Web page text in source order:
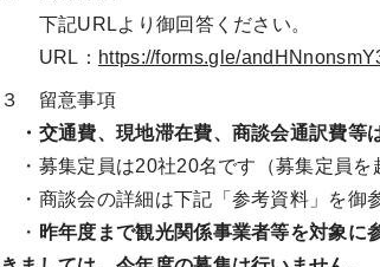
下記URLより御回答ください。
URL： https://forms.gle/
３ 留意事項
・交通費、現地滞在費、商談会通訳費等
・募集定員は20社20名です（募集定員を
・商談会の詳細は下記「参考資料」を御
・ 昨年度まで観光関係事業者等を対象に